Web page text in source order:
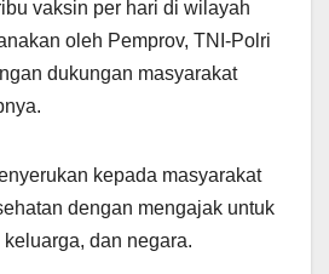
vaksin per hari di wilayah
oleh Pemprov, TNI-Polri
dukungan masyarakat
kepada masyarakat
dengan mengajak untuk
dan negara.